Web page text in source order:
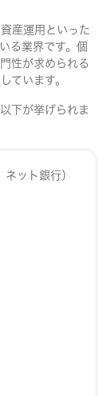
産運用といった
る業界です。個
性が求められる
ています。
下が挙げられま
ット銀行）